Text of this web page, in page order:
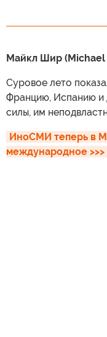
Майкл Шир (Michael
Суровое лето
Францию, Испанию и
силы, им
ИноСМИ теперь в
международное >>>